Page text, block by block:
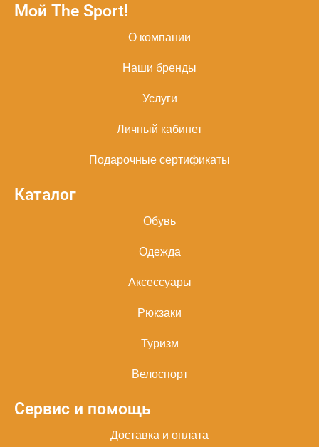
Мой The Sport!
О компании
Наши бренды
Услуги
Личный кабинет
Подарочные сертификаты
Каталог
Обувь
Одежда
Аксессуары
Рюкзаки
Туризм
Велоспорт
Сервис и помощь
Доставка и оплата